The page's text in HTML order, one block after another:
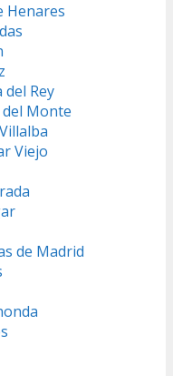
Henares
Rey
Monte
Viejo
de Madrid